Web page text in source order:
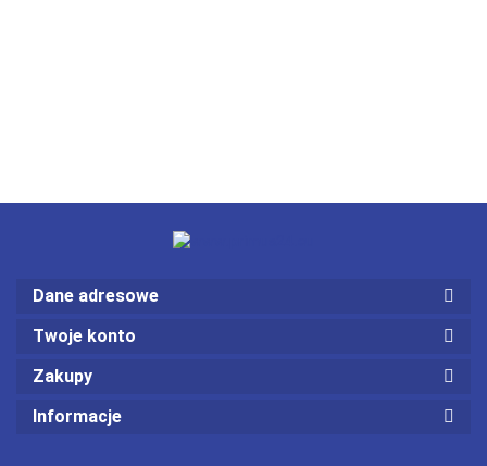
Dane adresowe
Twoje konto
Zakupy
Informacje